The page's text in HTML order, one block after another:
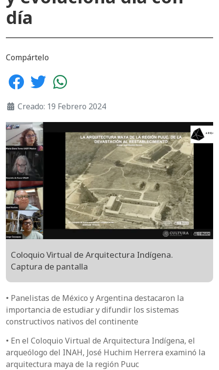
día
Compártelo
Creado: 19 Febrero 2024
Coloquio Virtual de Arquitectura Indígena.
Captura de pantalla
• Panelistas de México y Argentina destacaron la
importancia de estudiar y difundir los sistemas
constructivos nativos del continente
• En el Coloquio Virtual de Arquitectura Indígena, el
arqueólogo del INAH, José Huchim Herrera examinó la
arquitectura maya de la región Puuc